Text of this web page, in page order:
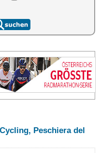
Peschiera del